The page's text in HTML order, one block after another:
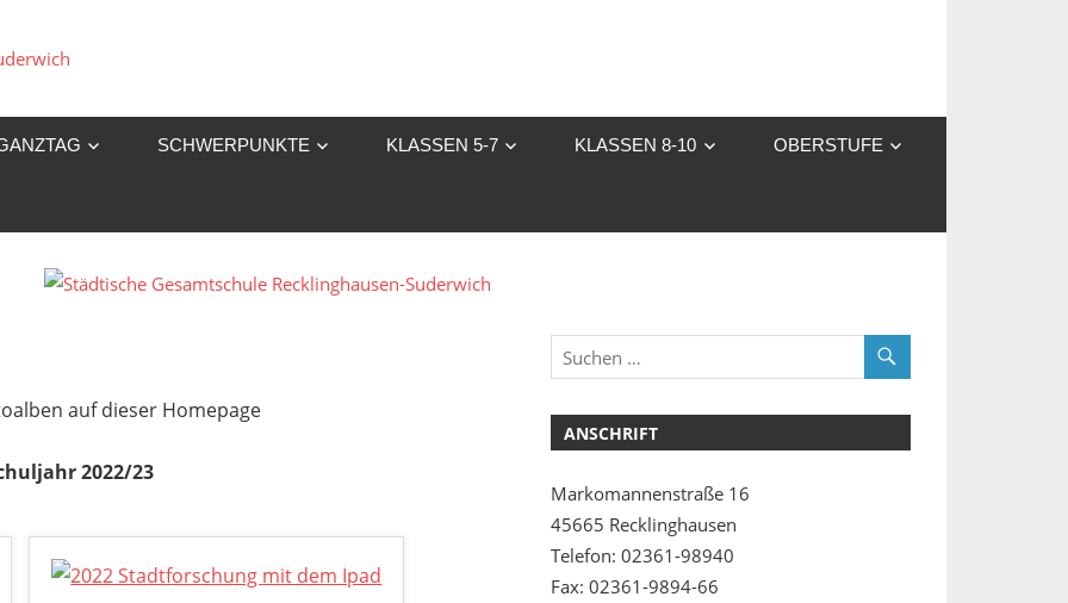
Gesamtschule
Suderwich
SCHWERPUNKTE KLASSEN 5-7 KLASSEN 8-10 OBERSTUFE
auf dieser Homepage
2022/23
ANSCHRIFT
Markomannenstraße 16
45665 Recklinghausen
Telefon: 02361-98940
Fax: 02361-9894-66